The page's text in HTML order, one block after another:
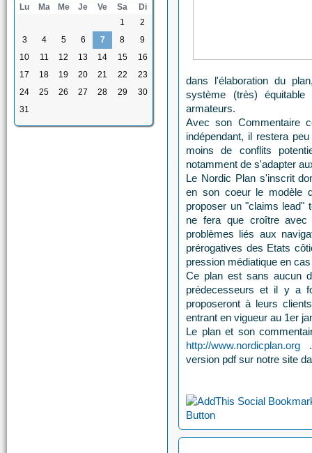
Lu Ma Me Je Ve Sa
Di
1
2
3
4 5 6 7 8
9
10
11 12 13 14 15
16
17
18 19 20 21 22
23
24
25 26 27 28 29
30
31
dans l'élaboration du
système (très)
armateurs.
Avec son Commentaire
indépendant, il restera
moins de conflits
notamment de s'adapter
Le Nordic Plan s'inscrit
en son coeur le modèle
proposer un "claims lead"
ne fera que croître avec
problèmes liés aux
prérogatives des Etats
pression médiatique en
Ce plan est sans aucun
prédecesseurs et il y a
proposeront à leurs
entrant en vigueur au 1er
Le plan et son
http://www.nordicplan.org
version pdf sur notre site